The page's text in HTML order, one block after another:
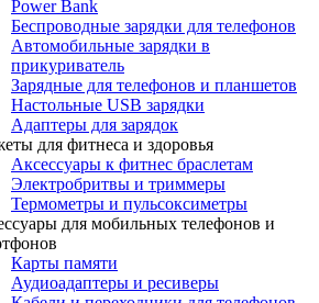
Power Bank
Беспроводные зарядки для телефонов
Автомобильные зарядки в
прикуриватель
Зарядные для телефонов и планшетов
Настольные USB зарядки
Адаптеры для зарядок
для фитнеса и здоровья
Аксессуары к фитнес браслетам
Электробритвы и триммеры
Термометры и пульсоксиметры
для мобильных телефонов и
Карты памяти
Аудиоадаптеры и ресиверы